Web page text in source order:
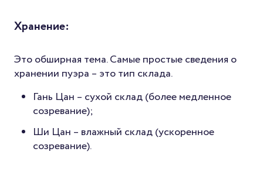
Хранение:
Это обширная тема. Самые простые сведения о
хранении пуэра – это тип склада.
Гань Цан – сухой склад (более медленное
созревание);
Ши Цан – влажный склад (ускоренное
созревание).